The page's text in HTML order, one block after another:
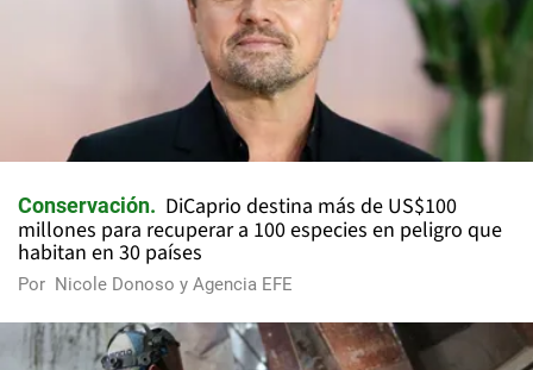
Conservación
DiCaprio destina más de US$100
millones para recuperar a 100 especies en peligro que
habitan en 30 países
Por Nicole Donoso y Agencia EFE